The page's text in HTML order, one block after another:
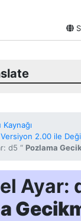
Versiyon 2.00 ile
d5 “ Pozlama
Ayar: